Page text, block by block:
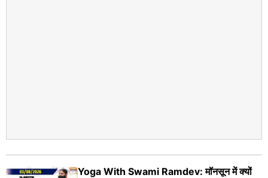
Yoga With Swami Ramdev: मॉनसून में क्यों